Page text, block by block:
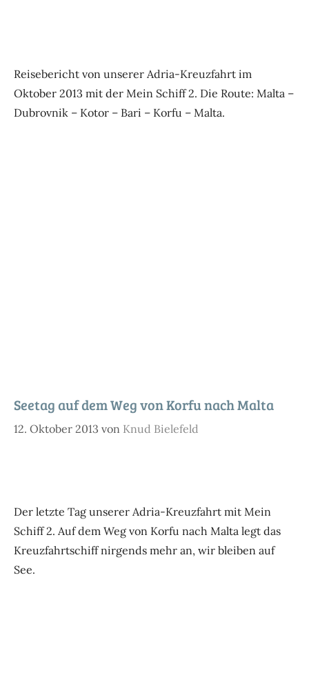
Reisebericht von unserer Adria-Kreuzfahrt im
Oktober 2013 mit der Mein Schiff 2. Die Route: Malta –
Dubrovnik – Kotor – Bari – Korfu – Malta.
Seetag auf dem Weg von Korfu nach Malta
12. Oktober 2013 von Knud Bielefeld
Der letzte Tag unserer Adria-Kreuzfahrt mit Mein
Schiff 2. Auf dem Weg von Korfu nach Malta legt das
Kreuzfahrtschiff nirgends mehr an, wir bleiben auf
See.